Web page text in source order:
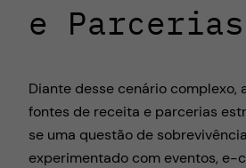
e Parcerias
Diante desse cenário complexo,
fontes de receita e parcerias
se uma questão de
experimentado com eventos, e-